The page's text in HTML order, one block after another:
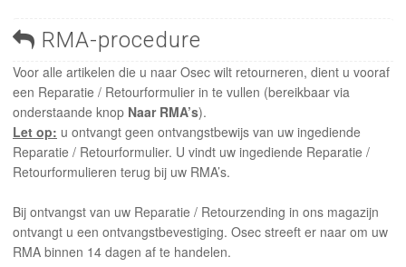
NIEUWS
PRODUCTEN
SUPPORT
RMA
MIJN OSEC
CONTACT
INLOGGEN
RMA-procedure
Voor alle artikelen die u naar Osec wilt retourneren, dient u vooraf
een Reparatie / Retourformulier in te vullen (bereikbaar via
onderstaande knop Naar RMA’s).
Let op: u ontvangt geen ontvangstbewijs van uw ingediende
Reparatie / Retourformulier. U vindt uw ingediende Reparatie /
Retourformulieren terug bij uw RMA’s.
Bij ontvangst van uw Reparatie / Retourzending in ons magazijn
ontvangt u een ontvangstbevestiging. Osec streeft er naar om uw
RMA binnen 14 dagen af te handelen.